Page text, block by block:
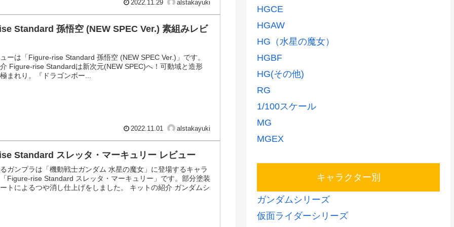
2022.11.29 alstakayuki
Standard 孫悟空 (NEW SPEC Ver.) 素組みレビ
ーは「Figure-rise Standard 孫悟空 (NEW SPEC Ver.)」です。
Figure-rise Standardは新次元(NEW SPEC)へ！可動域と造形
まれり。『ドラゴンボー...
2022.11.01 alstakayuki
Standard スレッタ・マーキュリー レビュー
ガンプラは「機動戦士ガンダム 水星の魔女」に登場するキャラ
Figure-rise Standard スレッタ・マーキュリー」です。部分塗装
トによるつや消し仕上げをしました。 キットの紹介 ガンダムシ
HGCE
HGAW
HG（水星の魔女）
HGBF
HG(その他)
RG
1/100スケール
MG
MGEX
キャラクター別
ガンダムシリーズ
仮面ライダーシリーズ